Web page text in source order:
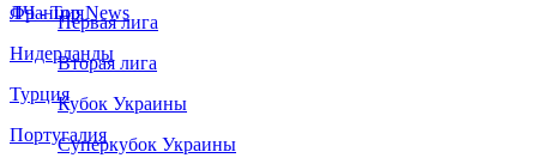
Франция
Нидерланды
Турция
Португалия
ЛЧ - Top News
Первая лига
Вторая лига
Кубок Украины
Суперкубок Украины